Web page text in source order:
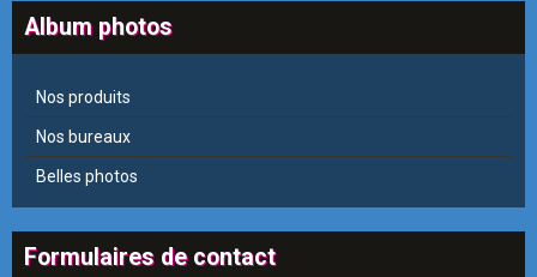
Album photos
Nos produits
Nos bureaux
Belles photos
Formulaires de contact